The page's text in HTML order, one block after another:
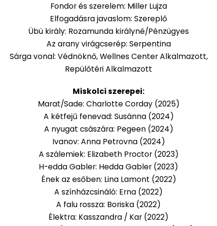
Fondor és szerelem: Miller Lujza
Elfogadásra javaslom: Szereplő
Übü király: Rozamunda királyné/Pénzügyes
Az arany virágcserép: Serpentina
Sárga vonal: Védnöknő, Wellnes Center Alkalmazott,
Repülőtéri Alkalmazott
Miskolci szerepei:
Marat/Sade: Charlotte Corday (2025)
A kétfejű fenevad: Susánna (2024)
A nyugat császára: Pegeen (2024)
Ivanov: Anna Petrovna (2024)
A szálemiek: Elizabeth Proctor (2023)
H-edda Gabler: Hedda Gabler (2023)
Ének az esőben: Lina Lamont (2022)
A színházcsináló: Erna (2022)
A falu rossza: Boriska (2022)
Élektra: Kasszandra / Kar (2022)